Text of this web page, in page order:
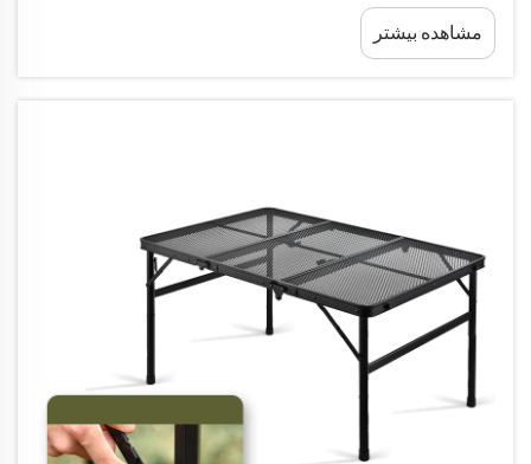
علاقه‌مندان به ساحل مدت‌ها پس از اتمام عمر مفید صندلی‌های ساحلی
خود، همچنان از آن‌ها استفاده می‌کنند و این امر خطر...
مشاهده بیشتر